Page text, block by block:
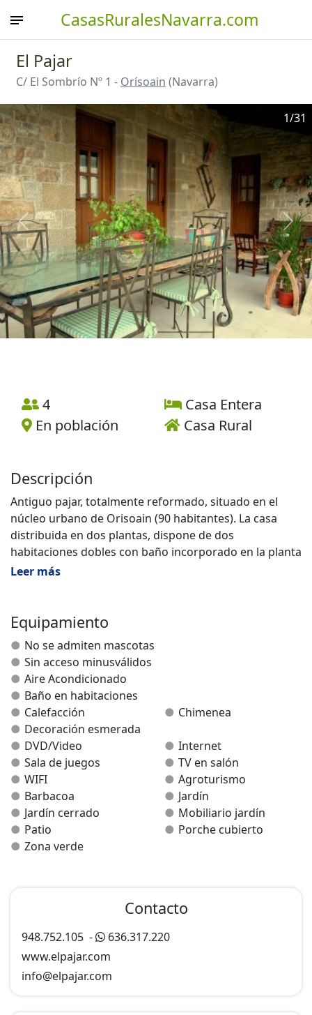
CasasRuralesNavarra.com
El Pajar
C/ El Sombrío Nº 1 - Orísoain (Navarra)
Anterior
1/31
4
Casa Entera
En población
Casa Rural
Descripción
Antiguo pajar, totalmente reformado, situado en el
núcleo urbano de Orisoain (90 habitantes). La casa
distribuida en dos plantas, dispone de dos
habitaciones dobles con baño incorporado en la planta
superior. En la planta principal, cocina totalmente
semisótano sala de juegos con futbolín profesional y
diana. Patio con porches, barbacoa y mobiliario.
Casa vivienda 4 personas. Calefacción central,
leña,Internet.
Piscina, frontón y bar municipales. Senderismo y Arte
Románico.
Venta de productos de la zona. Visita guiada a la
iglesia.
Ecomuseo "Vivencias de Antaño".
Casa Club Ecoturismo-Birding Navarra (Observar aves)
Paseos señalizados por los montes de la Valdorba
Leer más
Equipamiento
No se admiten mascotas
Sin acceso minusválidos
Aire Acondicionado
Baño en habitaciones
Calefacción
Chimenea
Decoración esmerada
DVD/Video
Internet
Sala de juegos
TV en salón
WIFI
Agroturismo
Barbacoa
Jardín
Jardín cerrado
Mobiliario jardín
Patio
Porche cubierto
Zona verde
Contacto
948.752.105 -
636.317.220
www.elpajar.com
info@elpajar.com